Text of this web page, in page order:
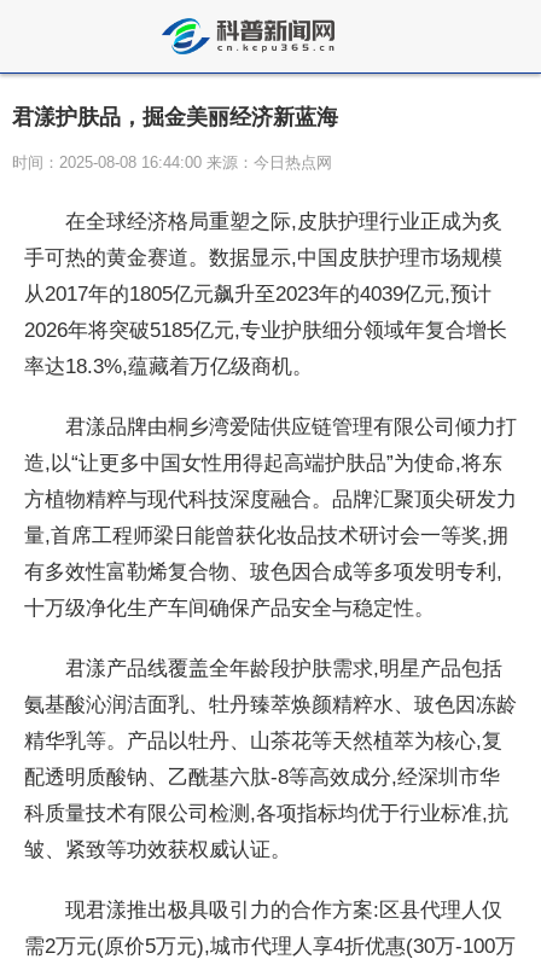
君漾护肤品，掘金美丽经济新蓝海
时间：2025-08-08 16:44:00 来源：今日热点网
在全球经济格局重塑之际,皮肤护理行业正成为炙
手可热的黄金赛道。数据显示,中国皮肤护理市场规模
从2017年的1805亿元飙升至2023年的4039亿元,预计
2026年将突破5185亿元,专业护肤细分领域年复合增长
率达18.3%,蕴藏着万亿级商机。
君漾品牌由桐乡湾爱陆供应链管理有限公司倾力打
造,以“让更多中国女性用得起高端护肤品”为使命,将东
方植物精粹与现代科技深度融合。品牌汇聚顶尖研发力
量,首席工程师梁日能曾获化妆品技术研讨会一等奖,拥
有多效性富勒烯复合物、玻色因合成等多项发明专利,
十万级净化生产车间确保产品安全与稳定性。
君漾产品线覆盖全年龄段护肤需求,明星产品包括
氨基酸沁润洁面乳、牡丹臻萃焕颜精粹水、玻色因冻龄
精华乳等。产品以牡丹、山茶花等天然植萃为核心,复
配透明质酸钠、乙酰基六肽-8等高效成分,经深圳市华
科质量技术有限公司检测,各项指标均优于行业标准,抗
皱、紧致等功效获权威认证。
现君漾推出极具吸引力的合作方案:区县代理人仅
需2万元(原价5万元),城市代理人享4折优惠(30万-100万